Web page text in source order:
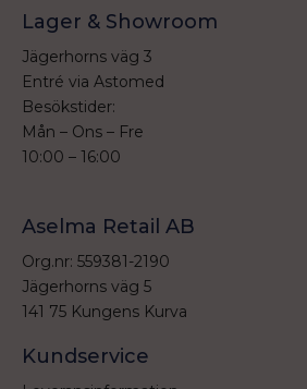
Lager & Showroom
Jägerhorns väg 3
Entré via Astomed
Besökstider:
Mån – Ons – Fre
10:00 – 16:00
Aselma Retail AB
Org.nr: 559381-2190
Jägerhorns väg 5
141 75 Kungens Kurva
Kundservice